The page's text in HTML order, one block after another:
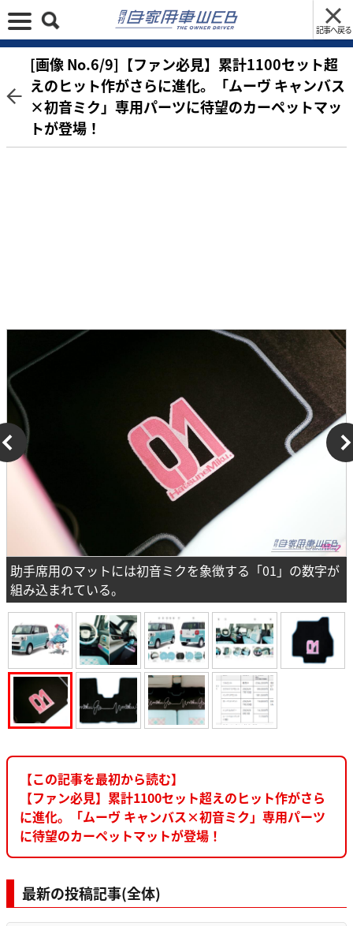
記事へ戻る
[画像 No.6/9]【ファン必見】累計1100セット超
えのヒット作がさらに進化。「ムーヴ キャンバス
×初音ミク」専用パーツに待望のカーペットマッ
トが登場！
助手席用のマットには初音ミクを象徴する「01」の数字が
組み込まれている。
【この記事を最初から読む】
【ファン必見】累計1100セット超えのヒット作がさら
に進化。「ムーヴ キャンバス×初音ミク」専用パーツ
に待望のカーペットマットが登場！
最新の投稿記事(全体)